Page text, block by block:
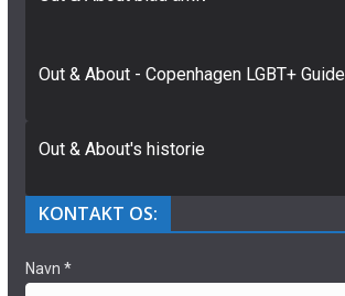
Out & About - Copenhagen LGBT+ Guide
Out & About's historie
KONTAKT OS:
Navn *